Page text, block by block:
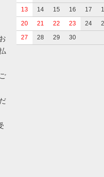
13
14 15 16 17
20
21 22 23 24
27
28 29 30